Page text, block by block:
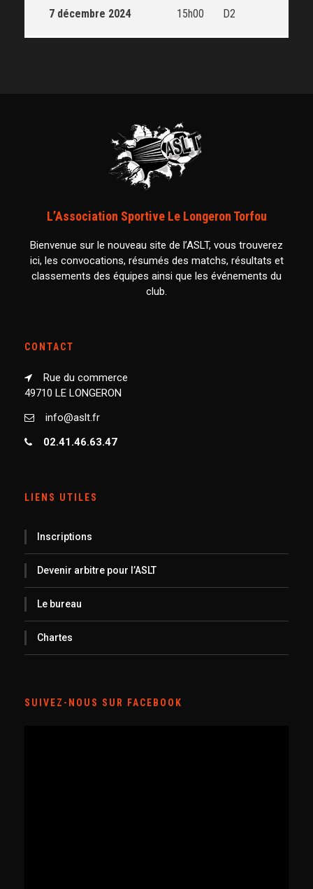
7 décembre 2024 15h00 D2
L’Association Sportive Le Longeron Torfou
Bienvenue sur le nouveau site de l’ASLT, vous trouverez
ici, les convocations, résumés des matchs, résultats et
classements des équipes ainsi que les événements du
club.
CONTACT
Rue du commerce
49710 LE LONGERON
info@aslt.fr
02.41.46.63.47
LIENS UTILES
Inscriptions
Devenir arbitre pour l’ASLT
Le bureau
Chartes
SUIVEZ-NOUS SUR FACEBOOK